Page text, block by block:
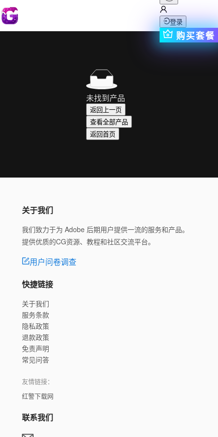
登录
购买套餐
未找到产品
返回上一页
查看全部产品
返回首页
关于我们
我们致力于为 Adobe 后期用户提供一流的服务和产品。
提供优质的CG资源、教程和社区交流平台。
用户问卷调查
快捷链接
关于我们
服务条款
隐私政策
退款政策
免责声明
常见问答
友情链接：
红警下载网
联系我们